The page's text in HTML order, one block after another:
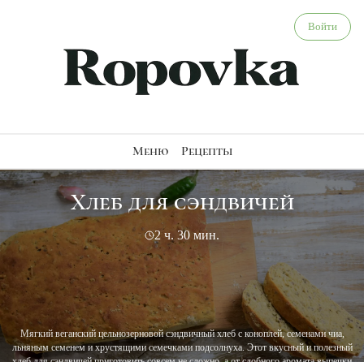
Войти
Меню Рецепты
Хлеб для сэндвичей
2 ч. 30 мин.
Мягкий веганский цельнозерновой сэндвичный хлеб с коноплей, семенами чиа,
льняным семенем и хрустящими семечками подсолнуха. Этот вкусный и полезный